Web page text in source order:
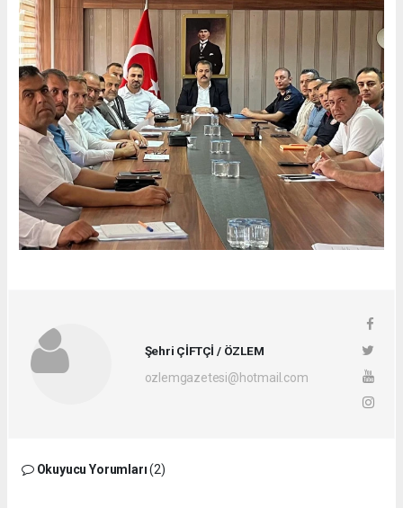
Şehri ÇİFTÇİ / ÖZLEM
ozlemgazetesi@hotmail.com
Okuyucu Yorumları(2)